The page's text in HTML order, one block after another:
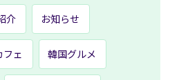
介 お知らせ
ェ 韓国グルメ